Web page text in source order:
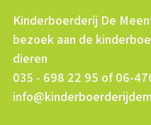
Kinderboerderij De
bezoek aan de
dieren
035 - 698 22 95 of 06-